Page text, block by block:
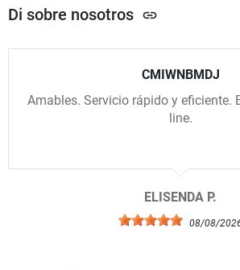
Di sobre nosotros link
CMIWNBMDJ
Amables. Servicio rápido y eficiente.
line.
ELISENDA P.
08/08/